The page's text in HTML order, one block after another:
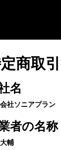
商取
名
社ソニアプラン
者の名称
輔